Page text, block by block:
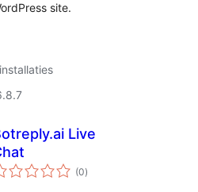
site.
Live
(0totaal
waarderingen
)